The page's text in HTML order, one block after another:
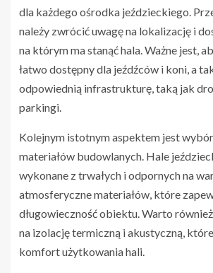
dla każdego ośrodka jeździeckiego.
należy zwrócić uwagę na lokalizację i
na którym ma stanąć hala. Ważne jest,
łatwo dostępny dla jeźdźców i koni, a
odpowiednią infrastrukturę, taką jak
parkingi.
Kolejnym istotnym aspektem jest
materiałów budowlanych. Hale
wykonane z trwałych i odpornych na
atmosferyczne materiałów, które
długowieczność obiektu. Warto
na izolację termiczną i akustyczną,
komfort użytkowania hali.